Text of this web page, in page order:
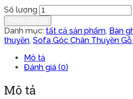
Số lượng
Danh mục: tất cả sản phẩm, Bàn
thuyền, Sofa Góc Chân Thuyền
Mô tả
Đánh giá (0)
Mô tả